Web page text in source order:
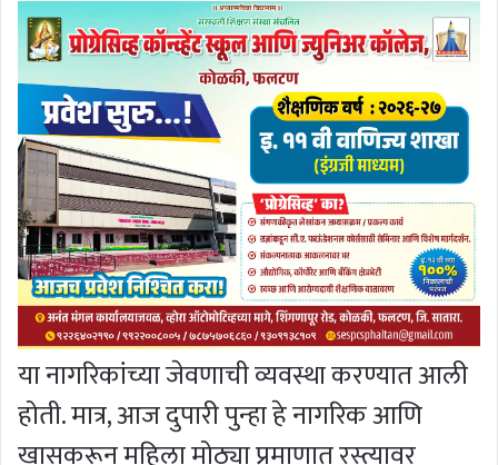
या नागरिकांच्या जेवणाची व्यवस्था करण्यात आली
होती. मात्र, आज दुपारी पुन्हा हे नागरिक आणि
खासकरून महिला मोठ्या प्रमाणात रस्त्यावर